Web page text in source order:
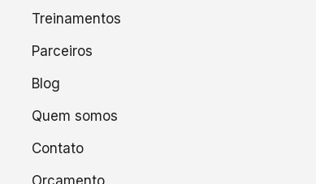
Treinamentos
Parceiros
Blog
Quem somos
Contato
Orçamento